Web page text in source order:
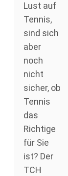
Lust auf
Tennis,
sind sich
aber
noch
nicht
sicher, ob
Tennis
das
Richtige
für Sie
ist? Der
TCH